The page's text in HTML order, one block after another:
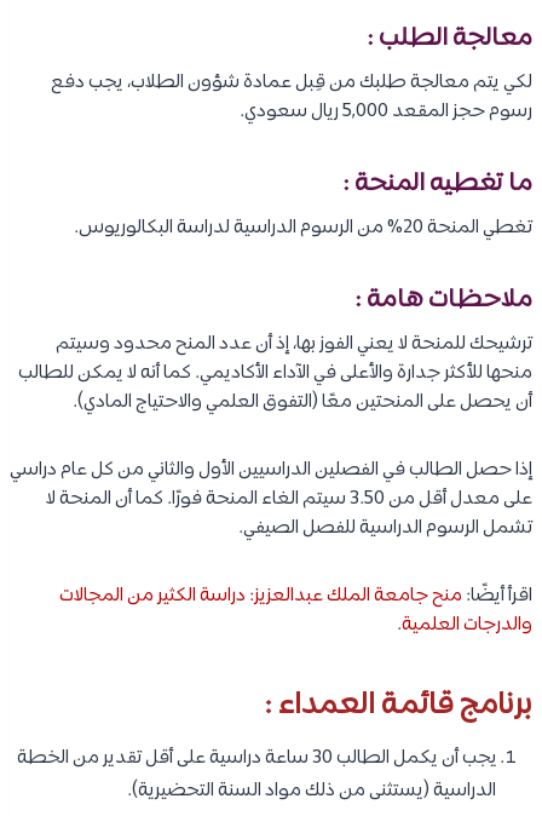
معالجة الطلب :
لكي يتم معالجة طلبك من قِبل عمادة شؤون الطلاب، يجب دفع
رسوم حجز المقعد 5,000 ريال سعودي.
ما تغطيه المنحة :
تغطي المنحة 20% من الرسوم الدراسية لدراسة البكالوريوس.
ملاحظات هامة :
ترشيحك للمنحة لا يعني الفوز بها، إذ أن عدد المنح محدود وسيتم
منحها للأكثر جدارة والأعلى في الآداء الأكاديمي. كما أنه لا يمكن للطالب
أن يحصل على المنحتين معًا (التفوق العلمي والاحتياج المادي).
إذا حصل الطالب في الفصلين الدراسيين الأول والثاني من كل عام دراسي
على معدل أقل من 3.50 سيتم الغاء المنحة فورًا. كما أن المنحة لا
تشمل الرسوم الدراسية للفصل الصيفي.
اقرأ أيضًا: منح جامعة الملك عبدالعزيز: دراسة الكثير من المجالات
والدرجات العلمية.
برنامج قائمة العمداء :
يجب أن يكمل الطالب 30 ساعة دراسية على أقل تقدير من الخطة
الدراسية (يستثنى من ذلك مواد السنة التحضيرية).